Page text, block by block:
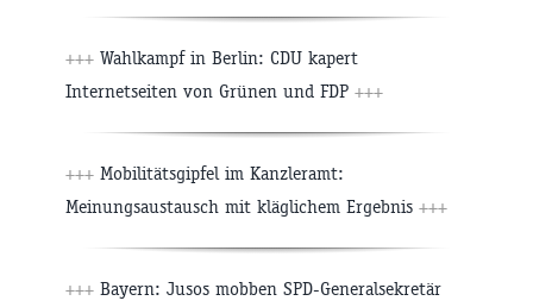
+++ Wahlkampf in Berlin: CDU kapert
Internetseiten von Grünen und FDP +++
+++ Mobilitätsgipfel im Kanzleramt:
Meinungsaustausch mit kläglichem Ergebnis +++
+++ Bayern: Jusos mobben SPD-Generalsekretär